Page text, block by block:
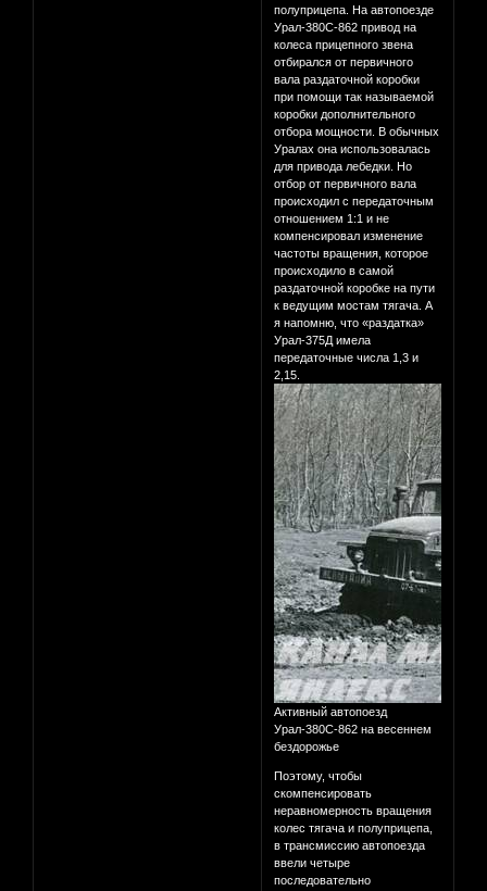
полуприцепа. На автопоезде
Урал-380С-862 привод на
колеса прицепного звена
отбирался от первичного
вала раздаточной коробки
при помощи так называемой
коробки дополнительного
отбора мощности. В обычных
Уралах она использовалась
для привода лебедки. Но
отбор от первичного вала
происходил с передаточным
отношением 1:1 и не
компенсировал изменение
частоты вращения, которое
происходило в самой
раздаточной коробке на пути
к ведущим мостам тягача. А
я напомню, что «раздатка»
Урал-375Д имела
передаточные числа 1,3 и
2,15.
Активный автопоезд
Урал-380С-862 на весеннем
бездорожье
Поэтому, чтобы
скомпенсировать
неравномерность вращения
колес тягача и полуприцепа,
в трансмиссию автопоезда
ввели четыре
последовательно